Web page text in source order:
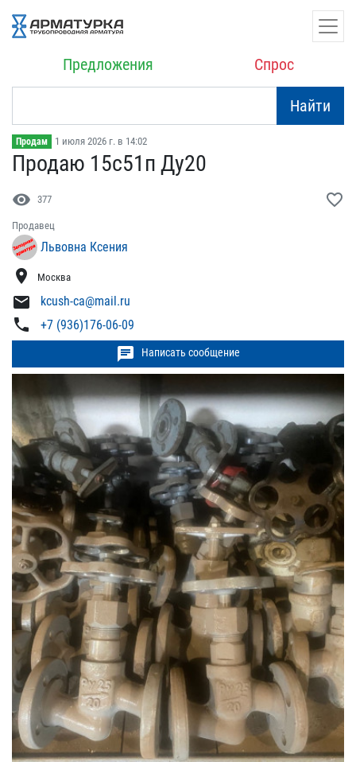
Предложения Спрос
Найти
Продам 1 июля 2026 г. в 14:02
Продаю 15с51п Ду20
visibility 377 favorite_border
Продавец
Львовна Ксения
location_on Москва
mail kcush-ca@mail.ru
phone +7 (936)176-06-09
chat Написать сообщение